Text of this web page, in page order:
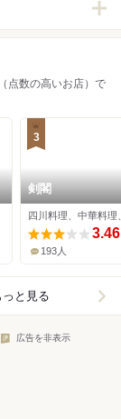
点数の高いお店）で
3
剣閣
3.46
193人
と見る
広告を非表示